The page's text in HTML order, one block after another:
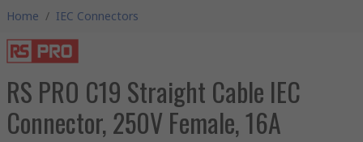
Home / IEC Connectors
RS PRO C19 Straight Cable IEC
Connector, 250V Female, 16A